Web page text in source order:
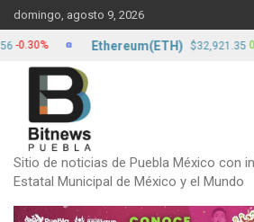
Skip
to
content
domingo, agosto 9, 2026
Sitio de noticias de Puebla México con
Estatal Municipal de México y el Mundo
Ethereum(ETH) $32,921.35 0.00%